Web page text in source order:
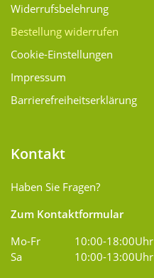
Widerrufsbelehrung
Bestellung widerrufen
Cookie-Einstellungen
Impressum
Barrierefreiheitserklärung
Kontakt
Haben Sie Fragen?
Zum Kontaktformular
Mo-Fr
10:00-18:00Uhr
Sa
10:00-13:00Uhr